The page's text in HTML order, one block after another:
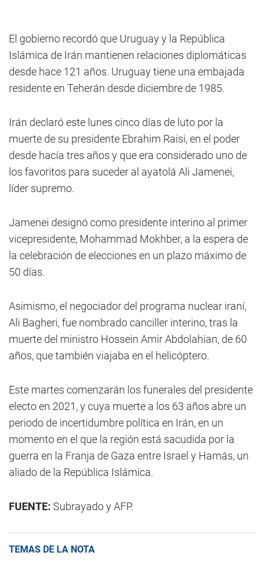
El gobierno recordó que Uruguay y la República
Islámica de Irán mantienen relaciones diplomáticas
desde hace 121 años. Uruguay tiene una embajada
residente en Teherán desde diciembre de 1985.
Irán declaró este lunes cinco días de luto por la
muerte de su presidente Ebrahim Raisi, en el poder
desde hacía tres años y que era considerado uno de
los favoritos para suceder al ayatolá Ali Jamenei,
líder supremo.
Jamenei designó como presidente interino al primer
vicepresidente, Mohammad Mokhber, a la espera de
la celebración de elecciones en un plazo máximo de
50 días.
Asimismo, el negociador del programa nuclear iraní,
Ali Bagheri, fue nombrado canciller interino, tras la
muerte del ministro Hossein Amir Abdolahian, de 60
años, que también viajaba en el helicóptero.
Este martes comenzarán los funerales del presidente
electo en 2021, y cuya muerte a los 63 años abre un
periodo de incertidumbre política en Irán, en un
momento en el que la región está sacudida por la
guerra en la Franja de Gaza entre Israel y Hamás, un
aliado de la República Islámica.
FUENTE: Subrayado y AFP.
TEMAS DE LA NOTA